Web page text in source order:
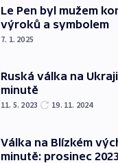
Le Pen byl mužem
výroků a symbolem
7. 1. 2025
Ruská válka na
minutě
11. 5. 2023 19. 11. 2024
Válka na Blízkém
minutě: prosinec